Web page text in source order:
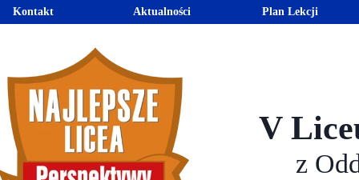
V
z
Plan Lekcji
Aktualności
Kontakt